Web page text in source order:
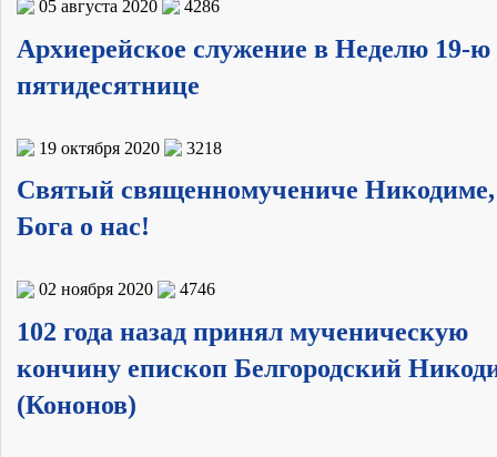
05 августа 2020 4286
Архиерейское служение в Неделю 19-ю
пятидесятнице
19 октября 2020 3218
Святый священномучениче
Бога о нас!
02 ноября 2020 4746
102 года назад принял мученическую
кончину епископ Белгородский
(Кононов)